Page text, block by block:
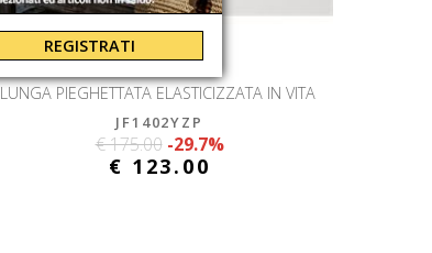
LACOSTE
LUNGA PIEGHETTATA ELASTICIZZATA IN VITA
JF1402YZP
€ 175.00 -29.7%
€ 123.00
REGISTRATI